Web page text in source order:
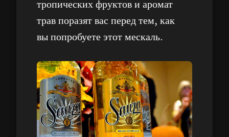
тропических фруктов и аромат
трав поразят вас перед тем, как
вы попробуете этот мескаль.